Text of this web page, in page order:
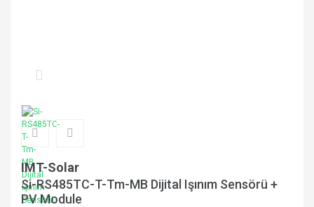
IMT-Solar
Si-RS485TC-T-Tm-MB Dijital Işınım Sensörü +
PV Module